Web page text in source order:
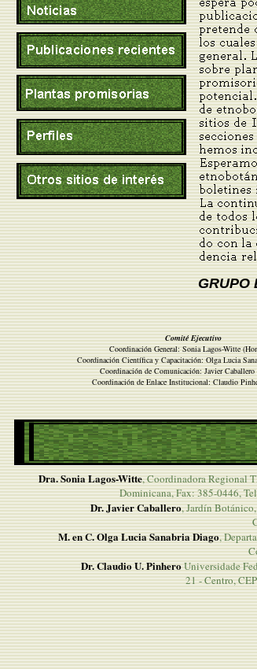
GRUPO
Comité Ejecutivo
Coordinación General: Sonia Lagos-Witte
Coordinación Científica y Capacitación: Olga Lucia
Coordinación de Comunicación: Javier
Coordinación de Enlace Institucional: Claudio
Dra. Sonia Lagos-Witte, Coordinadora Regional
Dominicana, Fax: 385-0446,
Dr. Javier Caballero, Jardín
M. en C. Olga Lucia Sanabria Diago,
Dr. Claudio U. PinheroUniversidade
21 - Centro,